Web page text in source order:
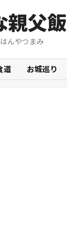
親父飯
んやつまみ
道 お城巡り